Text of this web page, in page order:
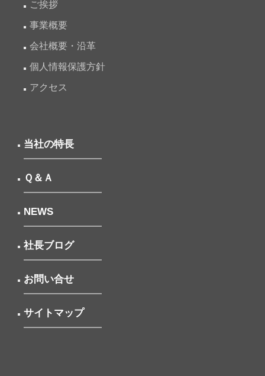
ご挨拶
事業概要
会社概要・沿革
個人情報保護方針
アクセス
当社の特長
Ｑ＆Ａ
NEWS
社長ブログ
お問い合せ
サイトマップ